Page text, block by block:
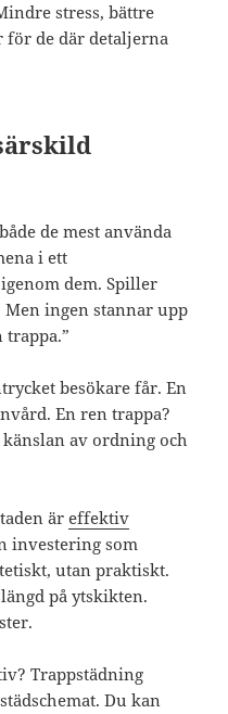
stress, bättre
de där detaljerna
de mest använda
i ett
dem. Spiller
ingen stannar upp
besökare får. En
En ren trappa?
av ordning och
äreffektiv
investering som
utan praktiskt.
på ytskikten.
Trappstädning
Du kan